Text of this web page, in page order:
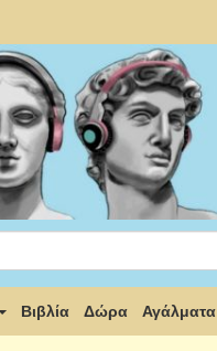
Βιβλία Δώρα Αγάλματα